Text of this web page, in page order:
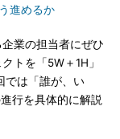
進めるか
業の担当者にぜひ
トを「5W＋1H」
では「誰が、い
行を具体的に解説